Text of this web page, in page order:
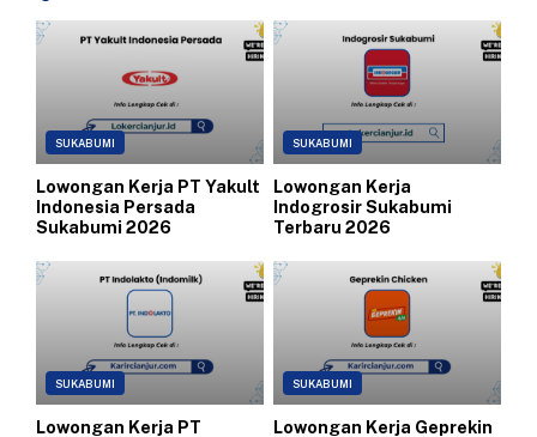
SUKABUMI
Lowongan Kerja PT Yakult
Indonesia Persada
Sukabumi 2026
SUKABUMI
Lowongan Kerja
Indogrosir Sukabumi
Terbaru 2026
SUKABUMI
Lowongan Kerja PT
SUKABUMI
Lowongan Kerja Geprekin